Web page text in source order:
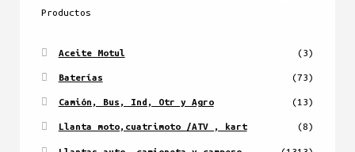
Productos
Aceite Motul (3)
Baterías (73)
Camión, Bus, Ind, Otr y Agro (13)
Llanta moto,cuatrimoto /ATV , kart (8)